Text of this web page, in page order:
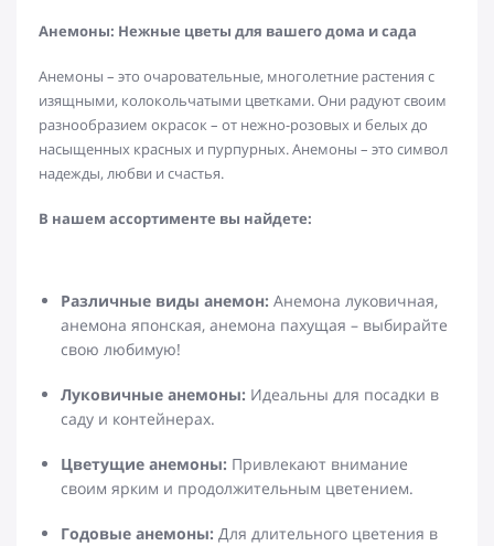
Анемоны: Нежные цветы для вашего дома и сада
Анемоны – это очаровательные, многолетние растения с
изящными, колокольчатыми цветками. Они радуют своим
разнообразием окрасок – от нежно-розовых и белых до
насыщенных красных и пурпурных. Анемоны – это символ
надежды, любви и счастья.
В нашем ассортименте вы найдете:
Различные виды анемон: Анемона луковичная,
анемона японская, анемона пахущая – выбирайте
свою любимую!
Луковичные анемоны: Идеальны для посадки в
саду и контейнерах.
Цветущие анемоны: Привлекают внимание
своим ярким и продолжительным цветением.
Годовые анемоны: Для длительного цветения в